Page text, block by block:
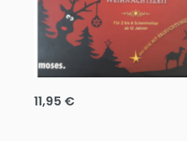
Oh, heilige Nacht!
11,95 €